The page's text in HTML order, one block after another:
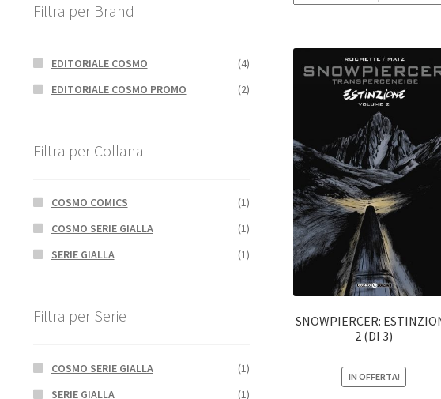
SNOWPIERCER:
2 (DI 3)
IN OFFERTA!
Filtra per Brand
EDITORIALE COSMO
(4)
EDITORIALE COSMO PROMO
(2)
Filtra per Collana
COSMO COMICS
(1)
COSMO SERIE GIALLA
(1)
SERIE GIALLA
(1)
Filtra per Serie
COSMO SERIE GIALLA
(1)
SERIE GIALLA
(1)